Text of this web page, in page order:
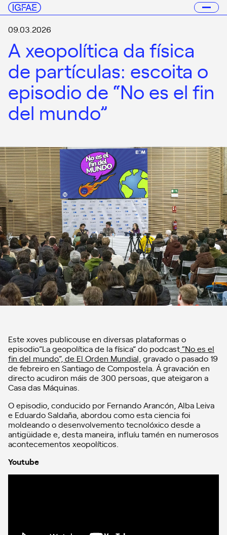
09.03.2026
A xeopolítica da física
de partículas: escoita o
episodio de “No es el fin
del mundo”
Este xoves publicouse en diversas plataformas o
episodio”La geopolítica de la física” do podcast“No es el
fin del mundo”, de El Orden Mundial, gravado o pasado 19
de febreiro en Santiago de Compostela. Á gravación en
directo acudiron máis de 300 persoas, que ateigaron a
Casa das Máquinas.
O episodio, conducido por Fernando Arancón, Alba Leiva
e Eduardo Saldaña, abordou como esta ciencia foi
moldeando o desenvolvemento tecnolóxico desde a
antigüidade e, desta maneira, influíu tamén en numerosos
acontecementos xeopolíticos.
Youtube